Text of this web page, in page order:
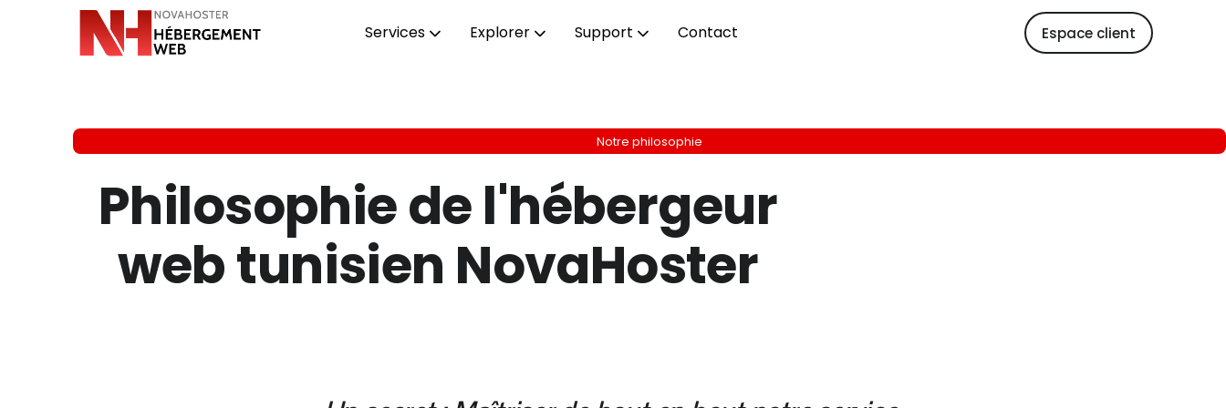
Services Explorer Support Contact Espace client
Notre philosophie
Philosophie de l'hébergeur
web tunisien NovaHoster